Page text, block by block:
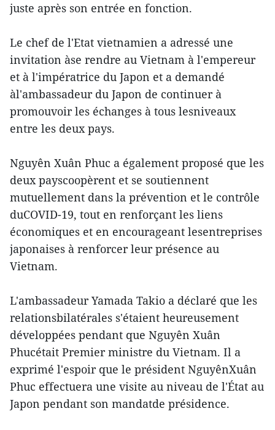
juste après son entrée en fonction.
Le chef de l'Etat vietnamien a adressé une
invitation àse rendre au Vietnam à l'empereur
et à l'impératrice du Japon et a demandé
àl'ambassadeur du Japon de continuer à
promouvoir les échanges à tous lesniveaux
entre les deux pays.
Nguyên Xuân Phuc a également proposé que les
deux payscoopèrent et se soutiennent
mutuellement dans la prévention et le contrôle
duCOVID-19, tout en renforçant les liens
économiques et en encourageant lesentreprises
japonaises à renforcer leur présence au
Vietnam.
L'ambassadeur Yamada Takio a déclaré que les
relationsbilatérales s'étaient heureusement
développées pendant que Nguyên Xuân
Phucétait Premier ministre du Vietnam. Il a
exprimé l'espoir que le président NguyênXuân
Phuc effectuera une visite au niveau de l'État au
Japon pendant son mandatde présidence.